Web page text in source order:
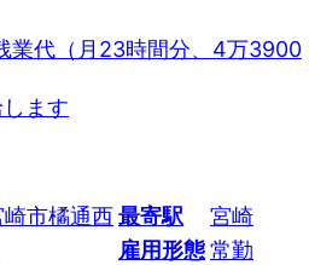
業代（月23時間分、4万3900
ます
市橘通西最寄駅
宮崎
雇用形態常勤